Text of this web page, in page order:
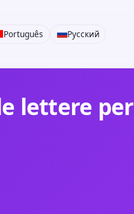
Português
Русский
lettere per